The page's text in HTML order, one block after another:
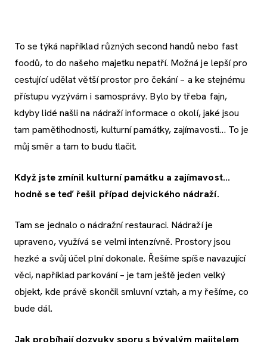
To se týká například různých second handů nebo fast
foodů, to do našeho majetku nepatří. Možná je lepší pro
cestující udělat větší prostor pro čekání – a ke stejnému
přístupu vyzývám i samosprávy. Bylo by třeba fajn,
kdyby lidé našli na nádraží informace o okolí, jaké jsou
tam pamětihodnosti, kulturní památky, zajímavosti… To je
můj směr a tam to budu tlačit.
Když jste zmínil kulturní památku a zajímavost…
hodně se teď řešil případ dejvického nádraží.
Tam se jednalo o nádražní restauraci. Nádraží je
upraveno, využívá se velmi intenzívně. Prostory jsou
hezké a svůj účel plní dokonale. Řešíme spíše navazující
věci, například parkování – je tam ještě jeden velký
objekt, kde právě skončil smluvní vztah, a my řešíme, co
bude dál.
Jak probíhají dozvuky sporu s bývalým majitelem